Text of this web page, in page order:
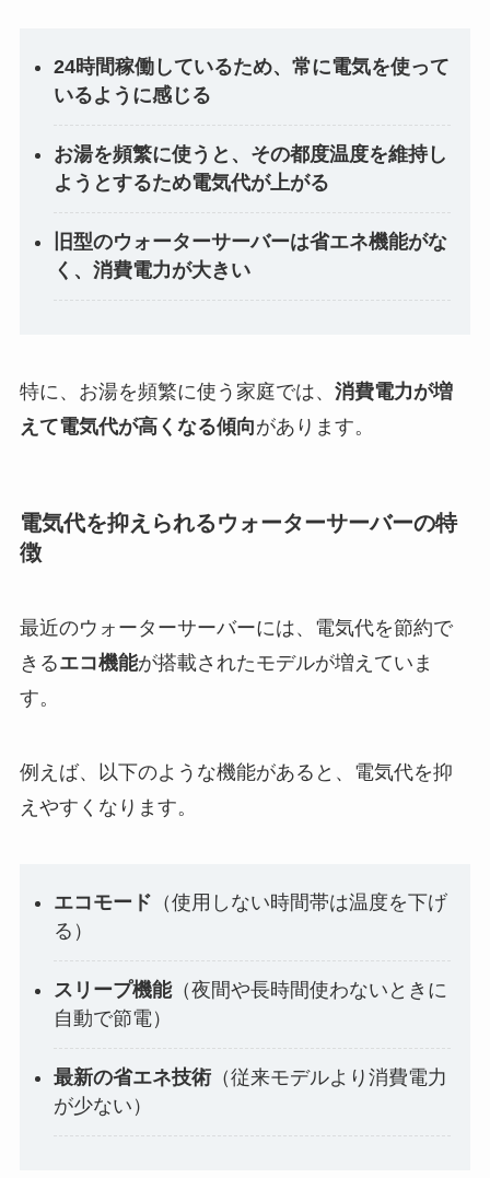
24時間稼働しているため、常に電気を使って
いるように感じる
お湯を頻繁に使うと、その都度温度を維持し
ようとするため電気代が上がる
旧型のウォーターサーバーは省エネ機能がな
く、消費電力が大きい
特に、お湯を頻繁に使う家庭では、 消費電力が増
えて電気代が高くなる傾向があります。
電気代を抑えられるウォーターサーバーの特
徴
最近のウォーターサーバーには、電気代を節約で
きるエコ機能が搭載されたモデルが増えていま
す。
例えば、以下のような機能があると、電気代を抑
えやすくなります。
エコモード （使用しない時間帯は温度を下げ
る）
スリープ機能（夜間や長時間使わないときに
自動で節電）
最新の省エネ技術 （従来モデルより消費電力
が少ない）